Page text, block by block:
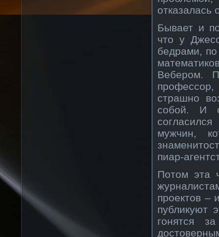
отказалась
Бывает и
что у
бедрами,
Вебером.
страшно
собой. И
мужчин,
пиар-
Потом эта
проектов –
публикуют
гонятся